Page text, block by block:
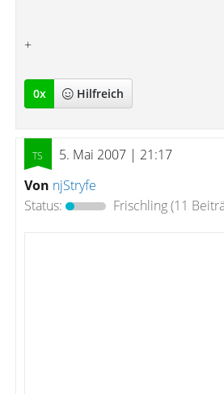
+
0x Hilfreich
5. Mai 2007 | 21:17
Von njStryfe
Status:
Frischling(11